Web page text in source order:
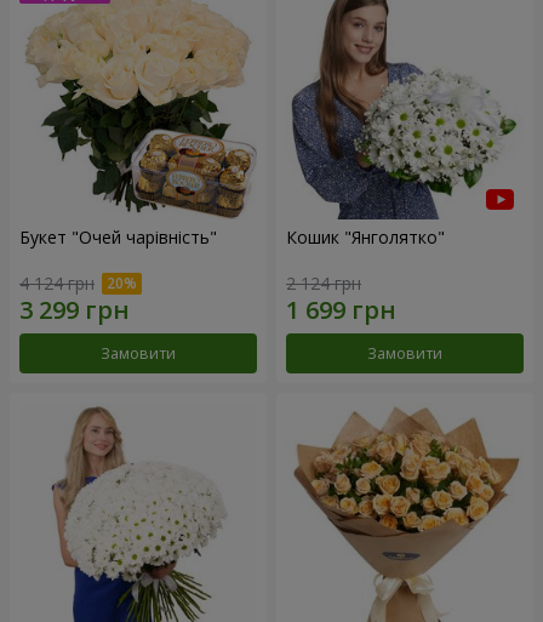
Букет "Очей чарівність"
4 124 грн
Замовити
Кошик "Янголятко"
2 124 грн
Замовити